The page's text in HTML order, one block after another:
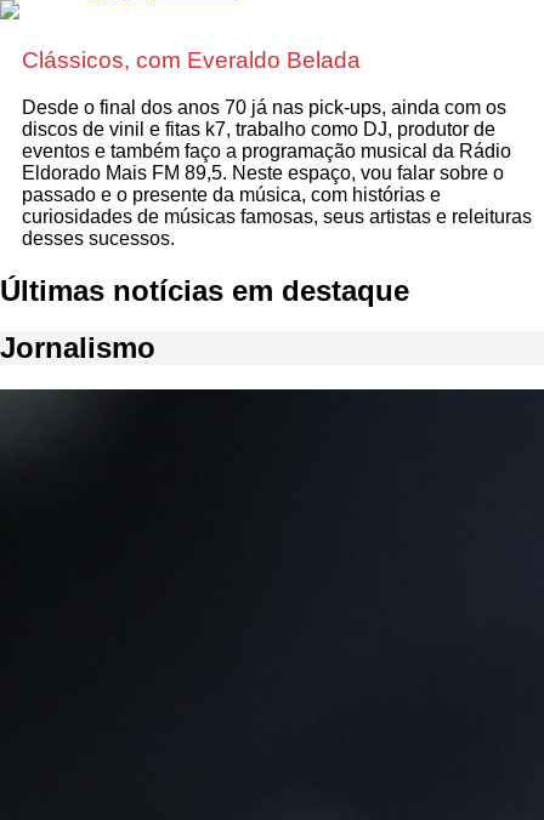
Clássicos, com Everaldo Belada
Desde o final dos anos 70 já nas pick-ups, ainda com os
discos de vinil e fitas k7, trabalho como DJ, produtor de
eventos e também faço a programação musical da Rádio
Eldorado Mais FM 89,5. Neste espaço, vou falar sobre o
passado e o presente da música, com histórias e
curiosidades de músicas famosas, seus artistas e releituras
desses sucessos.
Últimas notícias em destaque
Jornalismo